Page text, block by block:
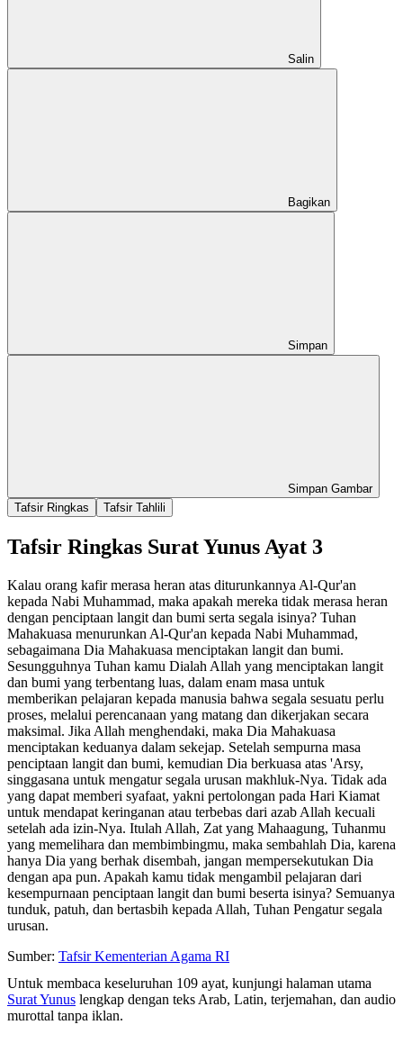
Salin
Bagikan
Simpan
Simpan Gambar
Tafsir Ringkas
Tafsir Tahlili
Tafsir Ringkas Surat Yunus Ayat 3
Kalau orang kafir merasa heran atas diturunkannya Al-Qur'an
kepada Nabi Muhammad, maka apakah mereka tidak merasa heran
dengan penciptaan langit dan bumi serta segala isinya? Tuhan
Mahakuasa menurunkan Al-Qur'an kepada Nabi Muhammad,
sebagaimana Dia Mahakuasa menciptakan langit dan bumi.
Sesungguhnya Tuhan kamu Dialah Allah yang menciptakan langit
dan bumi yang terbentang luas, dalam enam masa untuk
memberikan pelajaran kepada manusia bahwa segala sesuatu perlu
proses, melalui perencanaan yang matang dan dikerjakan secara
maksimal. Jika Allah menghendaki, maka Dia Mahakuasa
menciptakan keduanya dalam sekejap. Setelah sempurna masa
penciptaan langit dan bumi, kemudian Dia berkuasa atas 'Arsy,
singgasana untuk mengatur segala urusan makhluk-Nya. Tidak ada
yang dapat memberi syafaat, yakni pertolongan pada Hari Kiamat
untuk mendapat keringanan atau terbebas dari azab Allah kecuali
setelah ada izin-Nya. Itulah Allah, Zat yang Mahaagung, Tuhanmu
yang memelihara dan membimbingmu, maka sembahlah Dia, karena
hanya Dia yang berhak disembah, jangan mempersekutukan Dia
dengan apa pun. Apakah kamu tidak mengambil pelajaran dari
kesempurnaan penciptaan langit dan bumi beserta isinya? Semuanya
tunduk, patuh, dan bertasbih kepada Allah, Tuhan Pengatur segala
urusan.
Sumber: Tafsir Kementerian Agama RI
Untuk membaca keseluruhan 109 ayat, kunjungi halaman utama
Surat Yunus lengkap dengan teks Arab, Latin, terjemahan, dan audio
murottal tanpa iklan.